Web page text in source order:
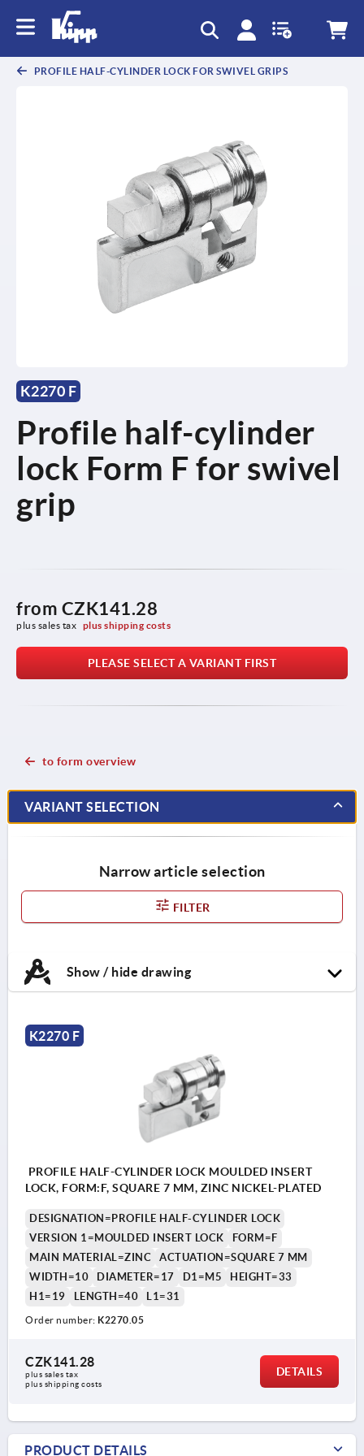
PROFILE HALF-CYLINDER LOCK FOR SWIVEL GRIPS
K2270 F
Profile half-cylinder
lock Form F for swivel
grip
from CZK141.28
plus sales tax plus shipping costs
PLEASE SELECT A VARIANT FIRST
to form overview
VARIANT SELECTION
Narrow article selection
FILTER
Show / hide drawing
K2270 F
PROFILE HALF-CYLINDER LOCK MOULDED INSERT
LOCK, FORM:F, SQUARE 7 MM, ZINC NICKEL-PLATED
DESIGNATION=PROFILE HALF-CYLINDER LOCK
VERSION 1=MOULDED INSERT LOCK
FORM=F
MAIN MATERIAL=ZINC
ACTUATION=SQUARE 7 MM
WIDTH=10
DIAMETER=17 D1=M5
HEIGHT=33
H1=19
LENGTH=40 L1=31
Order number: K2270.05
CZK141.28
plus sales tax
plus shipping costs
DETAILS
PRODUCT DETAILS